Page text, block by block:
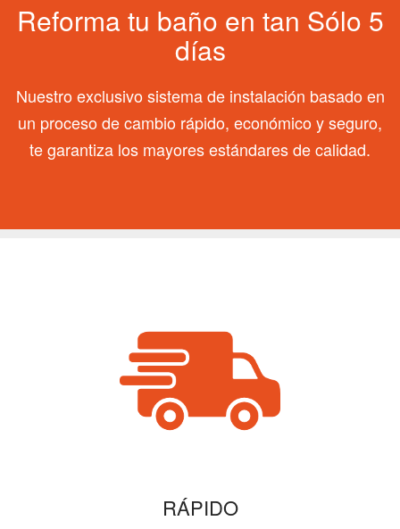
Reforma tu baño en tan Sólo 5
días
Nuestro exclusivo sistema de instalación basado en
un proceso de cambio rápido, económico y seguro,
te garantiza los mayores estándares de calidad.
RÁPIDO